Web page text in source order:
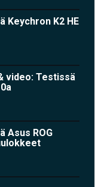
Keychron K2 HE
video: Testissä
Asus ROG